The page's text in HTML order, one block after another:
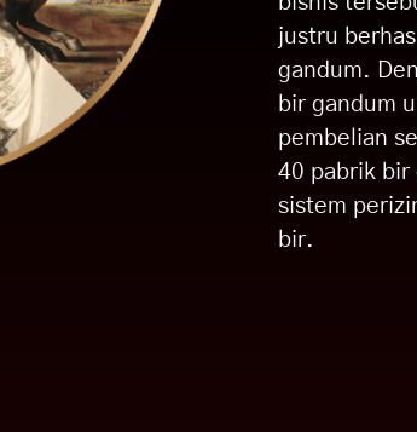
justru
gandum.
bir gandum
pembelian
40 pabrik bir
sistem
bir.